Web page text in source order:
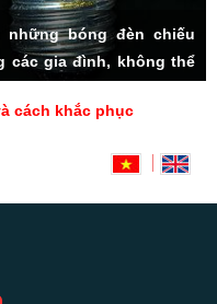
bóng đèn chiếu
các gia đình, không thể
ra, đặc biệt cách sử
cách khắc phục